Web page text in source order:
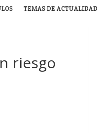
TEMAS DE ACTUALIDAD
riesgo